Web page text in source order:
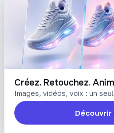
Créez. Retouchez.
Images, vidéos, voix : un
Découvrir
Plateforme française de
contenu avec l’IA. Demandez,
DÉCOUVRIR
Prompts
Blog
Tarifs
LÉGAL
Conditions
Confidentialité